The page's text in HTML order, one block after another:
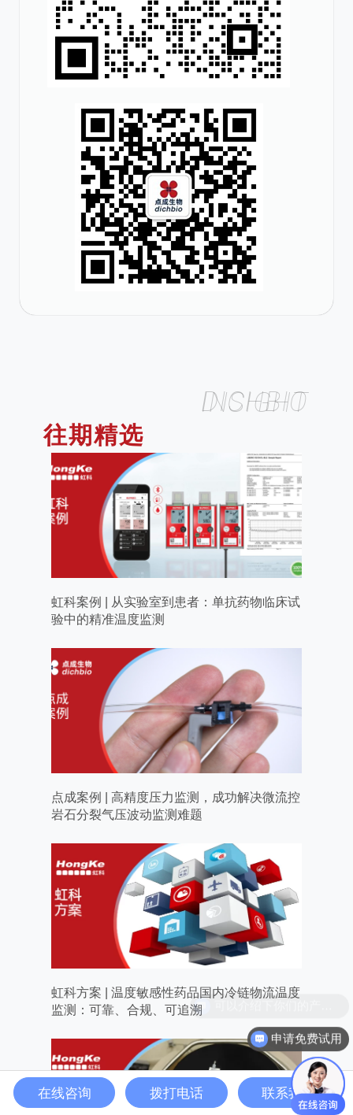
往期精选
DICHBIO INSIGHT
虹科案例 | 从实验室到患者：单抗药物临床试
验中的精准温度监测
点成案例 | 高精度压力监测，成功解决微流控
岩石分裂气压波动监测难题
虹科方案 | 温度敏感性药品国内冷链物流温度
监测：可靠、合规、可追溯
申请免费试用
在线咨询 拨打电话 联系我们